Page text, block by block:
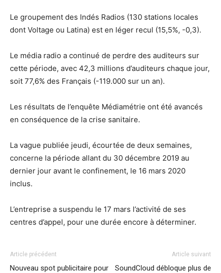
Le groupement des Indés Radios (130 stations locales
dont Voltage ou Latina) est en léger recul (15,5%, -0,3).
Le média radio a continué de perdre des auditeurs sur
cette période, avec 42,3 millions d’auditeurs chaque jour,
soit 77,6% des Français (-119.000 sur un an).
Les résultats de l’enquête Médiamétrie ont été avancés
en conséquence de la crise sanitaire.
La vague publiée jeudi, écourtée de deux semaines,
concerne la période allant du 30 décembre 2019 au
dernier jour avant le confinement, le 16 mars 2020
inclus.
L’entreprise a suspendu le 17 mars l’activité de ses
centres d’appel, pour une durée encore à déterminer.
Article précédent
Nouveau spot publicitaire pour
Article suivant
SoundCloud débloque plus de